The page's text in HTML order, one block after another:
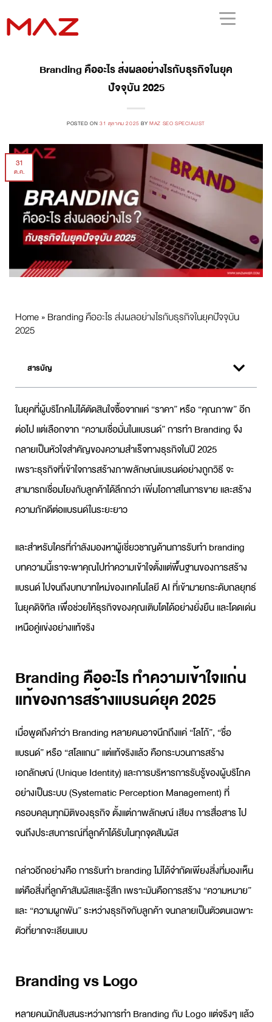
Branding คืออะไร ส่งผลอย่างไรกับธุรกิจในยุค
ปัจจุบัน 2025
POSTED ON31 ตุลาคม 2025 BYMAZ SEO SPECIALIST
31
ต.ค.
Home»Branding คืออะไร ส่งผลอย่างไรกับธุรกิจในยุคปัจจุบัน
2025
สารบัญ
ในยุคที่ผู้บริโภคไม่ได้ตัดสินใจซื้อจากแค่ “ราคา” หรือ “คุณภาพ” อีก
ต่อไป แต่เลือกจาก “ความเชื่อมั่นในแบรนด์” การทำBrandingจึง
กลายเป็นหัวใจสำคัญของความสำเร็จทางธุรกิจในปี 2025
เพราะธุรกิจที่เข้าใจการสร้างภาพลักษณ์แบรนด์อย่างถูกวิธี จะ
สามารถเชื่อมโยงกับลูกค้าได้ลึกกว่า เพิ่มโอกาสในการขาย และสร้าง
ความภักดีต่อแบรนด์ในระยะยาว
และสำหรับใครที่กำลังมองหาผู้เชี่ยวชาญด้านการรับทำ branding
บทความนี้เราจะพาคุณไปทำความเข้าใจตั้งแต่พื้นฐานของการสร้าง
แบรนด์ ไปจนถึงบทบาทใหม่ของเทคโนโลยี AI ที่เข้ามายกระดับกลยุทธ์
ในยุคดิจิทัล เพื่อช่วยให้ธุรกิจของคุณเติบโตได้อย่างยั่งยืน และโดดเด่น
เหนือคู่แข่งอย่างแท้จริง
Branding คืออะไร ทำความเข้าใจแก่น
แท้ของการสร้างแบรนด์ยุค 2025
เมื่อพูดถึงคำว่าBrandingหลายคนอาจนึกถึงแค่ “โลโก้”, “ชื่อ
แบรนด์” หรือ “สโลแกน” แต่แท้จริงแล้ว คือกระบวนการสร้าง
เอกลักษณ์ (Unique Identity) และการบริหารการรับรู้ของผู้บริโภค
อย่างเป็นระบบ (Systematic Perception Management) ที่
ครอบคลุมทุกมิติของธุรกิจ ตั้งแต่ภาพลักษณ์ เสียง การสื่อสาร ไป
จนถึงประสบการณ์ที่ลูกค้าได้รับในทุกจุดสัมผัส
กล่าวอีกอย่างคือ การรับทำ brandingไม่ได้จำกัดเพียงสิ่งที่มองเห็น
แต่คือสิ่งที่ลูกค้าสัมผัสและรู้สึก เพราะมันคือการสร้าง “ความหมาย”
และ “ความผูกพัน” ระหว่างธุรกิจกับลูกค้า จนกลายเป็นตัวตนเฉพาะ
ตัวที่ยากจะเลียนแบบ
Branding vs Logo
หลายคนมักสับสนระหว่างการทำBrandingกับ Logo แต่จริงๆ แล้ว